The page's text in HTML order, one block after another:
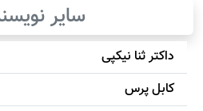
سایر
داکتر ثنا نیکپی
کابل پرس